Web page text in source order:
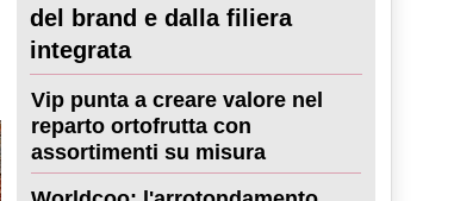
del brand e dalla filiera
integrata
Vip punta a creare valore nel
reparto ortofrutta con
assortimenti su misura